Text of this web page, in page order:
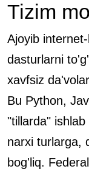
Tizim
Ajoyib
dasturlarni
xavfsiz
Bu Python,
"tillarda"
narxi turlarga,
bog'liq.